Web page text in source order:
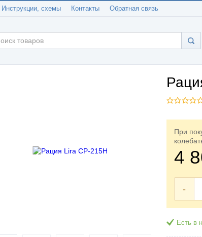
Инструкции, схемы Контакты Обратная связь
При
4
-
Есть в